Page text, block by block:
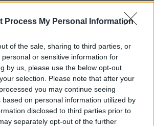
Process My Personal Information
of the sale, sharing to third parties, or
or sensitive information for
by us, please use the below opt-out
selection. Please note that after your
you may continue seeing
based on personal information utilized by
disclosed to third parties prior to
separately opt-out of the further
Τα εγκλήματα που
την Ελλάδα – Τα
και τα
στο δολοφόνο της
Κυριακής Γρίβα
31 Δεκεμβρίου, 2025